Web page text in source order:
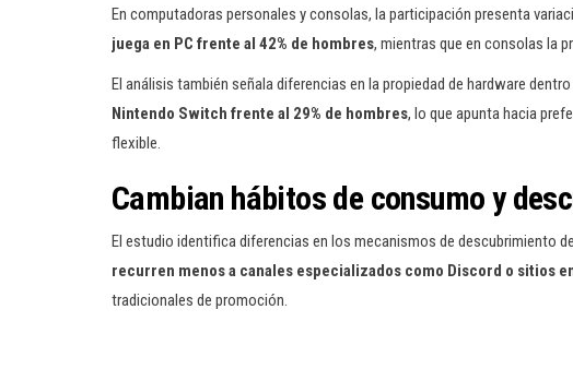
En computadoras personales y consolas, la participación presenta
juega en PC frente al 42% de hombres, mientras que en consolas la
El análisis también señala diferencias en la propiedad de hardware
Nintendo Switch frente al 29% de hombres, lo que apunta hacia
flexible.
Cambian hábitos de consumo y
El estudio identifica diferencias en los mecanismos de descubrimiento
recurren menos a canales especializados como Discord o sitios
tradicionales de promoción.